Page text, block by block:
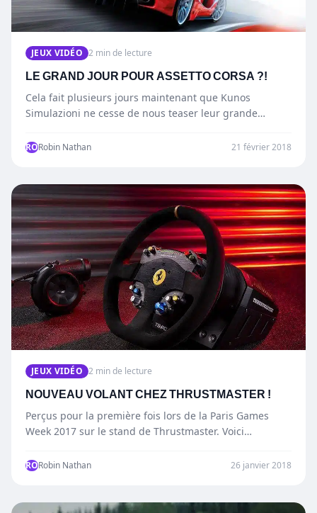
JEUX VIDÉO 2 min de lecture
LE GRAND JOUR POUR ASSETTO CORSA ?!
Cela fait plusieurs jours maintenant que Kunos
Simulazioni ne cesse de nous teaser leur grande
RORobin Nathan 21 février 2018
JEUX VIDÉO 2 min de lecture
NOUVEAU VOLANT CHEZ THRUSTMASTER !
Perçus pour la première fois lors de la Paris Games
Week 2017 sur le stand de Thrustmaster. Voici…
RORobin Nathan 26 janvier 2018